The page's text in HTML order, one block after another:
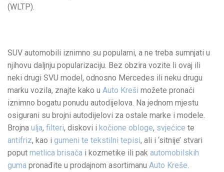
(WLTP).
SUV automobili iznimno su popularni, a ne treba sumnjati u
njihovu daljnju popularizaciju. Bez obzira vozite li ovaj ili
neki drugi SVU model, odnosno Mercedes ili neku drugu
marku vozila, znajte kako u Auto Kreši možete pronaći
iznimno bogatu ponudu autodijelova. Na jednom mjestu
osigurani su brojni autodijelovi za ostale marke i modele.
Brojna ulja, filteri, diskovi i kočione obloge, svjećice te
antifriz, kao i gumeni te tekstilni tepisi, ali i ‘sitnije’ stvari
poput metlica brisača i kozmetike ili pak automobilskih
guma pronađite u prodajnom asortimanu Auto Kreše.